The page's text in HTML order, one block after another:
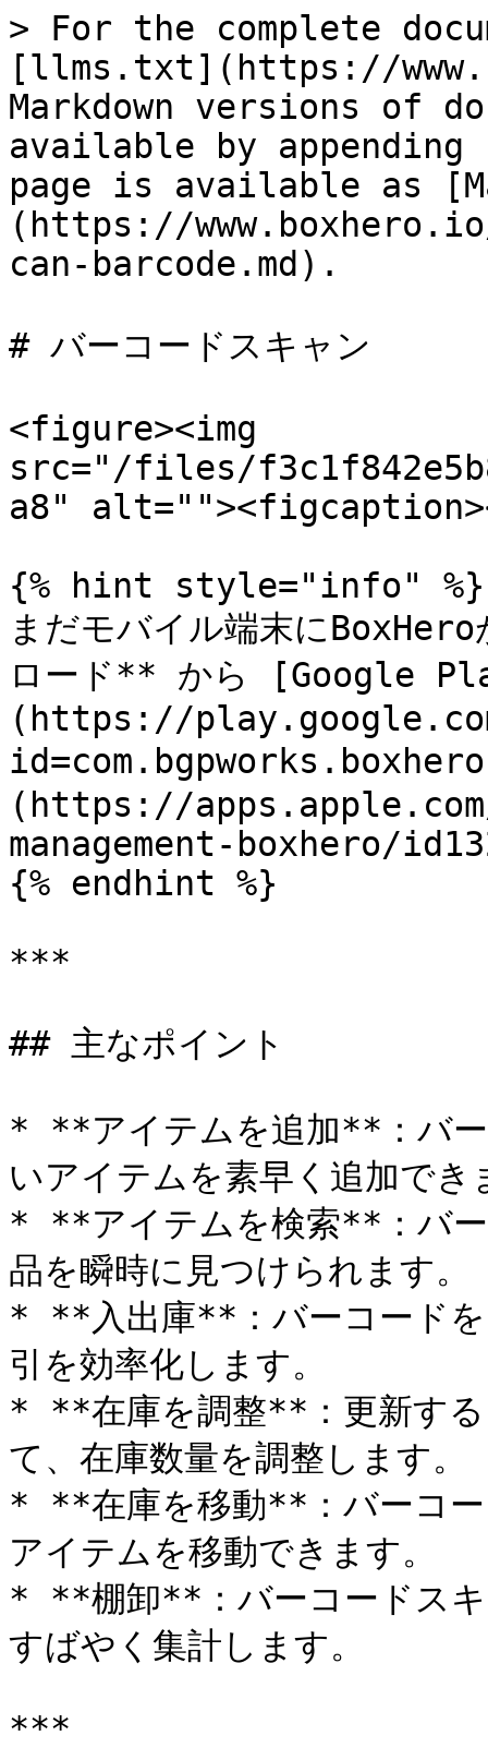
> For the complete
[llms.txt](https://
Markdown versions of
available by
page is available as
(https://
can-barcode.md).
# バーコードスキャン
<figure><img
src="/files/
a8"
{% hint style="info" %}
まだモバイル端末に
ロード** から [Google
(https://
(https://
management-boxhero/
{% endhint %}
***
## 主なポイント
* **アイテムを追加**：バー
いアイテムを素早く追加でき
* **アイテムを検索**：バー
品を瞬時に見つけられます。
* **入出庫**：バーコードを
引を効率化します。
* **在庫を調整**：更新する
て、在庫数量を調整します。
* **在庫を移動**：バーコー
アイテムを移動できます。
* **棚卸**：バーコードスキ
すばやく集計します。
***